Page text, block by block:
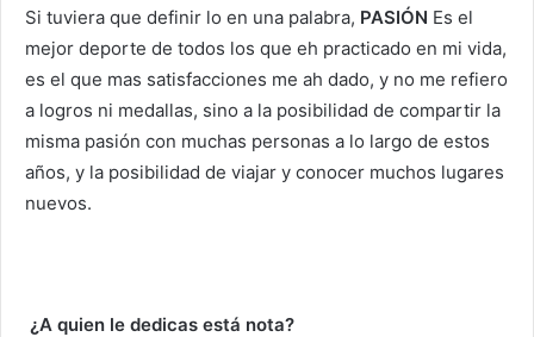
Si tuviera que definir lo en una palabra, PASIÓN Es el
mejor deporte de todos los que eh practicado en mi vida,
es el que mas satisfacciones me ah dado, y no me refiero
a logros ni medallas, sino a la posibilidad de compartir la
misma pasión con muchas personas a lo largo de estos
años, y la posibilidad de viajar y conocer muchos lugares
nuevos.
¿A quien le dedicas está nota?